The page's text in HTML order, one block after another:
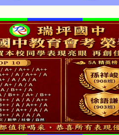
學年度第